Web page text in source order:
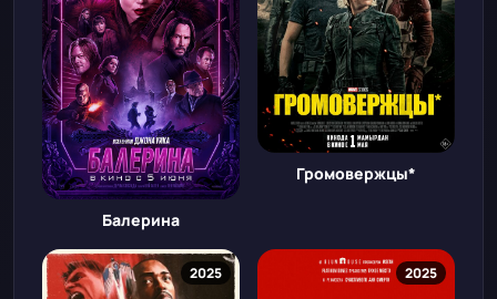
Балерина
Громовержцы*
2025 2025